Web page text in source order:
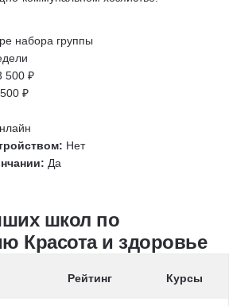
набора группы
500 ₽
₽
Нет
Да
школ по
Красота и здоровье
Рейтинг Курсы